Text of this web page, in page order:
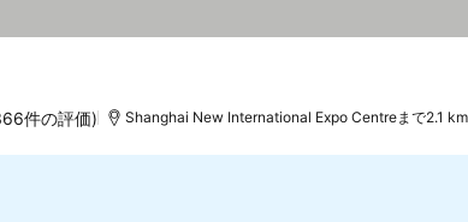
を表示
件の評価) Shanghai New International Expo Centreまで2.1 km